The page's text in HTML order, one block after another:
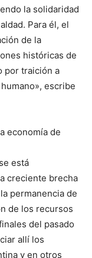
la solidaridad
Para él, el
de la
históricas de
por traición a
escribe
economía de
está
creciente brecha
permanencia de
de los recursos
del pasado
allí los
y en otros